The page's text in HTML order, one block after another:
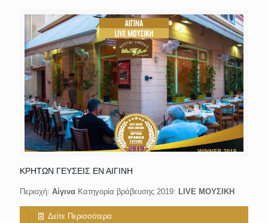
ΚΡΗΤΩΝ ΓΕΥΣΕΙΣ ΕΝ ΑΙΓΙΝΗ
Περιοχή: Αίγινα Κατηγορία βράβευσης 2019: LIVE ΜΟΥΣΙΚΗ
Δείτε Περισσότερα